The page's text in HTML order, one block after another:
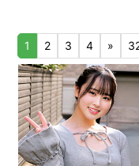
1 2 3 4 »